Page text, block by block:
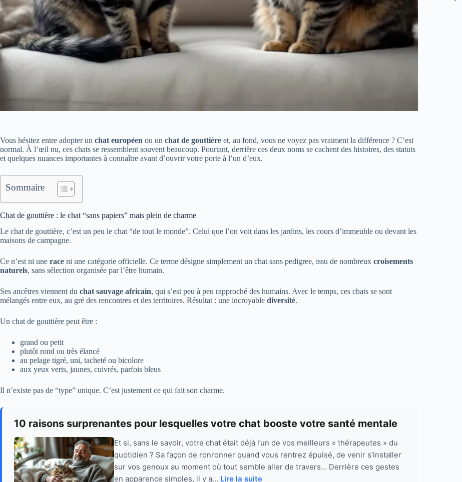
Vous hésitez entre adopter un chat européen ou un chat de gouttière et, au fond, vous ne voyez pas vraiment la différence ? C’est
normal. À l’œil nu, ces chats se ressemblent souvent beaucoup. Pourtant, derrière ces deux noms se cachent des histoires, des statuts
et quelques nuances importantes à connaître avant d’ouvrir votre porte à l’un d’eux.
Sommaire
Chat de gouttière : le chat “sans papiers” mais plein de charme
Le chat de gouttière, c’est un peu le chat “de tout le monde”. Celui que l’on voit dans les jardins, les cours d’immeuble ou devant les
maisons de campagne.
Ce n’est ni une race ni une catégorie officielle. Ce terme désigne simplement un chat sans pedigree, issu de nombreux croisements
naturels, sans sélection organisée par l’être humain.
Ses ancêtres viennent du chat sauvage africain, qui s’est peu à peu rapproché des humains. Avec le temps, ces chats se sont
mélangés entre eux, au gré des rencontres et des territoires. Résultat : une incroyable diversité.
Un chat de gouttière peut être :
grand ou petit
plutôt rond ou très élancé
au pelage tigré, uni, tacheté ou bicolore
aux yeux verts, jaunes, cuivrés, parfois bleus
Il n’existe pas de “type” unique. C’est justement ce qui fait son charme.
10 raisons surprenantes pour lesquelles votre chat booste votre santé mentale
Et si, sans le savoir, votre chat était déjà l’un de vos meilleurs « thérapeutes » du
quotidien ? Sa façon de ronronner quand vous rentrez épuisé, de venir s’installer
sur vos genoux au moment où tout semble aller de travers… Derrière ces gestes
en apparence simples, il y a... Lire la suite